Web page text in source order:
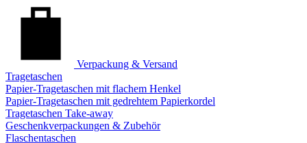
Verpackung & Versand
Tragetaschen
Papier-Tragetaschen mit flachem Henkel
Papier-Tragetaschen mit gedrehtem Papierkordel
Tragetaschen Take-away
Geschenkverpackungen & Zubehör
Flaschentaschen